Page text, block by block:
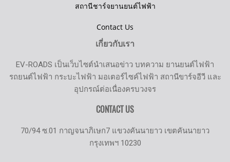
สถานีชาร์จยานยนต์ไฟฟ้า
Contact Us
เกี่ยวกับเรา
EV-ROADS เป็นเว็บไซต์นำเสนอข่าว บทความ ยานยนต์ไฟฟ้า
รถยนต์ไฟฟ้า กระบะไฟฟ้า มอเตอร์ไซค์ไฟฟ้า สถานีขาร์จอีวี และ
อุปกรณ์ต่อเนื่องครบวงจร
CONTACT US
70/94 ซ.01 กาญจนาภิเษก7 แขวงคันนายาว เขตคันนายาว
กรุงเทพฯ 10230